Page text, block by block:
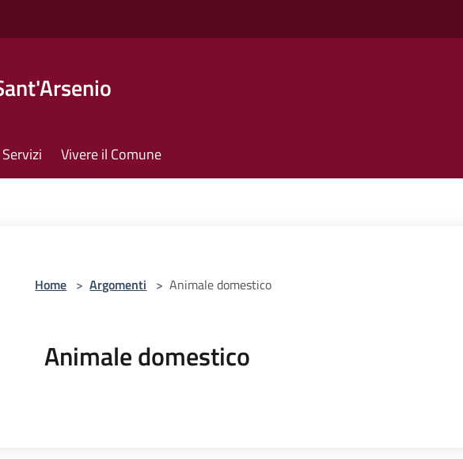
Servizi Vivere il Comune
Home > Argomenti > Animale domestico
Animale domestico